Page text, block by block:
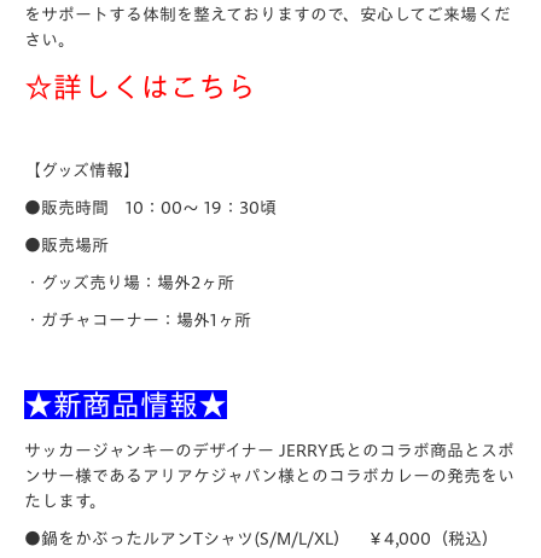
をサポートする体制を整えておりますので、安心してご来場くだ
さい。
☆詳しくは こちら
【グッズ情報】
●販売時間 10：00～ 19：30頃
●販売場所
・グッズ売り場：場外2ヶ所
・ガチャコーナー：場外1ヶ所
★新商品情報★
サッカージャンキーのデザイナー JERRY氏とのコラボ商品とスポ
ンサー様であるアリアケジャパン様とのコラボカレーの発売をい
たします。
●鍋をかぶったルアンTシャツ(S/M/L/XL） ￥4,000（税込）